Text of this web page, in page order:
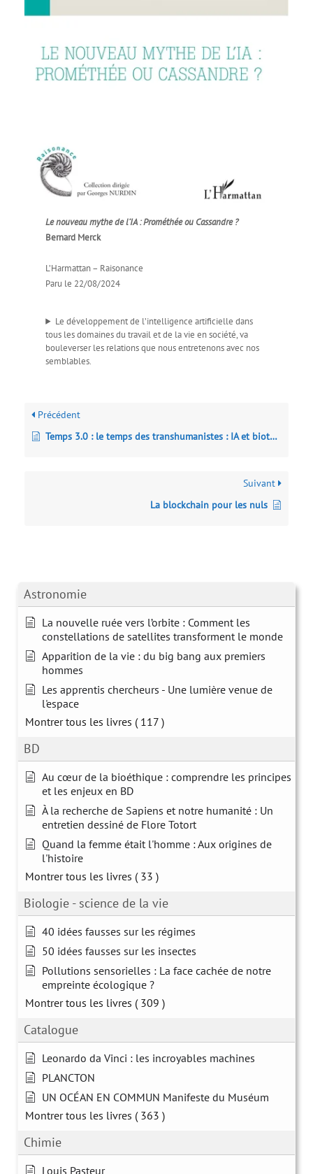
Astronomie
La nouvelle ruée vers l’orbite : Comment les
constellations de satellites transforment le monde
Apparition de la vie : du big bang aux premiers
hommes
Les apprentis chercheurs - Une lumière venue de
l'espace
Montrer tous les livres ( 117 )
BD
Au cœur de la bioéthique : comprendre les principes
et les enjeux en BD
À la recherche de Sapiens et notre humanité : Un
entretien dessiné de Flore Totort
Quand la femme était l'homme : Aux origines de
l'histoire
Montrer tous les livres ( 33 )
Biologie - science de la vie
40 idées fausses sur les régimes
50 idées fausses sur les insectes
Pollutions sensorielles : La face cachée de notre
empreinte écologique ?
Montrer tous les livres ( 309 )
Catalogue
Leonardo da Vinci : les incroyables machines
PLANCTON
UN OCÉAN EN COMMUN Manifeste du Muséum
Montrer tous les livres ( 363 )
Chimie
Louis Pasteur
Le nouveau mythe de l’IA : Prométhée ou Cassandre ?
Bernard Merck
L’Harmattan – Raisonance
Paru le 22/08/2024
Le développement de l’intelligence artificielle dans
tous les domaines du travail et de la vie en société, va
bouleverser les relations que nous entretenons avec nos
semblables.
Précédent
Temps 3.0 : le temps des transhumanistes : IA et biotechnologies au service du contrôle du temps
Suivant
La blockchain pour les nuls